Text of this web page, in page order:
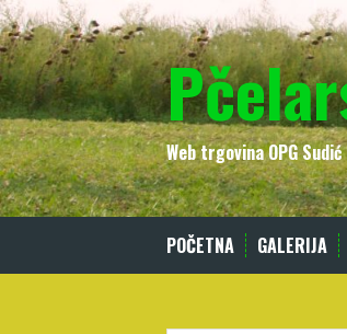
Skip
to
content
Web trgovina OPG Sudić
POČETNA GALERIJA